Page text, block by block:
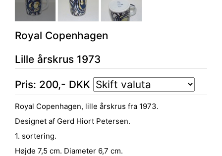
Royal Copenhagen
Lille årskrus 1973
Pris: 200,- DKK
Royal Copenhagen, lille årskrus fra 1973.
Designet af Gerd Hiort Petersen.
1. sortering.
Højde 7,5 cm. Diameter 6,7 cm.